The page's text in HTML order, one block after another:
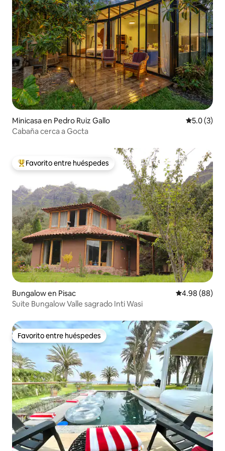
Minicasa en Pedro Ruiz Gallo
5.0 (3)
Cabaña cerca a Gocta
Favorito entre huéspedes preferido
Favorito entre huéspedes
Bungalow en Pisac Calificación
4.98 (88)
Suite Bungalow Valle sagrado Inti Wasi
Favorito entre huéspedes
Favorito entre huéspedes